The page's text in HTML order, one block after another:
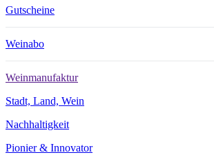
Gutscheine
Weinabo
Weinmanufaktur
Stadt, Land, Wein
Nachhaltigkeit
Pionier & Innovator